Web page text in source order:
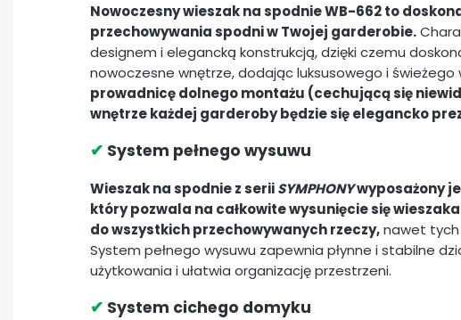
Nowoczesny wieszak na spodnie WB-662 to
przechowywania spodni w Twojej garderobie.
designem i elegancką konstrukcją, dzięki czemu
nowoczesne wnętrze, dodając luksusowego i świeżego
prowadnicę dolnego montażu (cechującą się
wnętrze każdej garderoby będzie się elegancko
✔ System pełnego wysuwu
Wieszak na spodnie z seriiSYMPHONYwyposażony
który pozwala na całkowite wysunięcie się
do wszystkich przechowywanych rzeczy,nawet tych
System pełnego wysuwu zapewnia płynne i stabilne
użytkowania i ułatwia organizację przestrzeni.
✔ System cichego domyku